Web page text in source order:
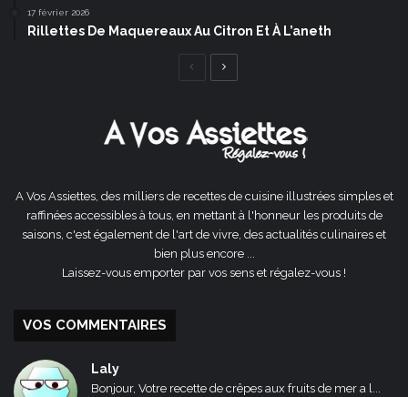
17 février 2026
Rillettes De Maquereaux Au Citron Et À L’aneth
Page
A Vos Assiettes, des milliers de recettes de cuisine illustrées simples et
raffinées accessibles à tous, en mettant à l'honneur les produits de
saisons, c'est également de l'art de vivre, des actualités culinaires et
bien plus encore ...
Laissez-vous emporter par vos sens et régalez-vous !
VOS COMMENTAIRES
Laly
Bonjour, Votre recette de crêpes aux fruits de mer a l...